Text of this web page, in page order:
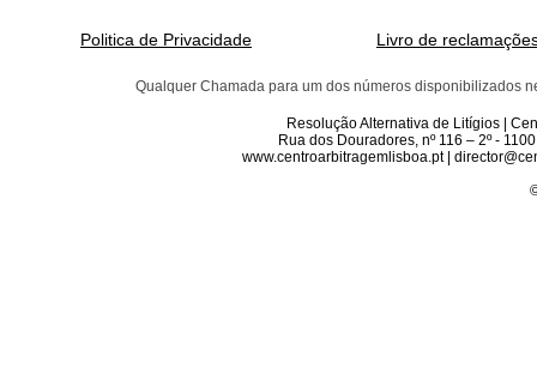
Politica de Privacidade Livro de
Qualquer Chamada para um dos números disponibilizados
Resolução Alternativa de Litígios |
Rua dos Douradores, nº 116 – 2º -
www.centroarbitragemlisboa.pt |